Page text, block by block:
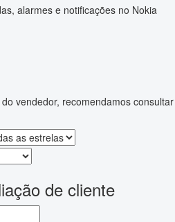
alarmes e notificações no Nokia
vendedor, recomendamos consultar
de cliente